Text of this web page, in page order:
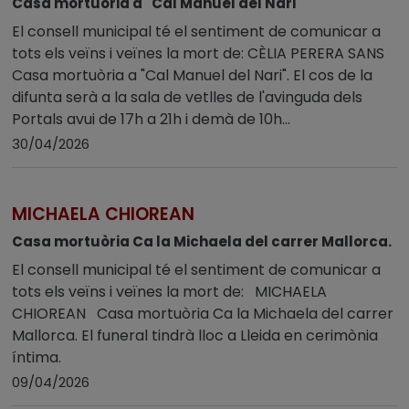
El consell municipal té el sentiment de comunicar a
tots els veïns i veïnes la mort de: CÈLIA PERERA SANS
Casa mortuòria a "Cal Manuel del Nari". El cos de la
difunta serà a la sala de vetlles de l'avinguda dels
Portals avui de 17h a 21h i demà de 10h...
30/04/2026
MICHAELA CHIOREAN
Casa mortuòria Ca la Michaela del carrer Mallorca.
El consell municipal té el sentiment de comunicar a
tots els veïns i veïnes la mort de: MICHAELA
CHIOREAN Casa mortuòria Ca la Michaela del carrer
Mallorca. El funeral tindrà lloc a Lleida en cerimònia
íntima.
09/04/2026